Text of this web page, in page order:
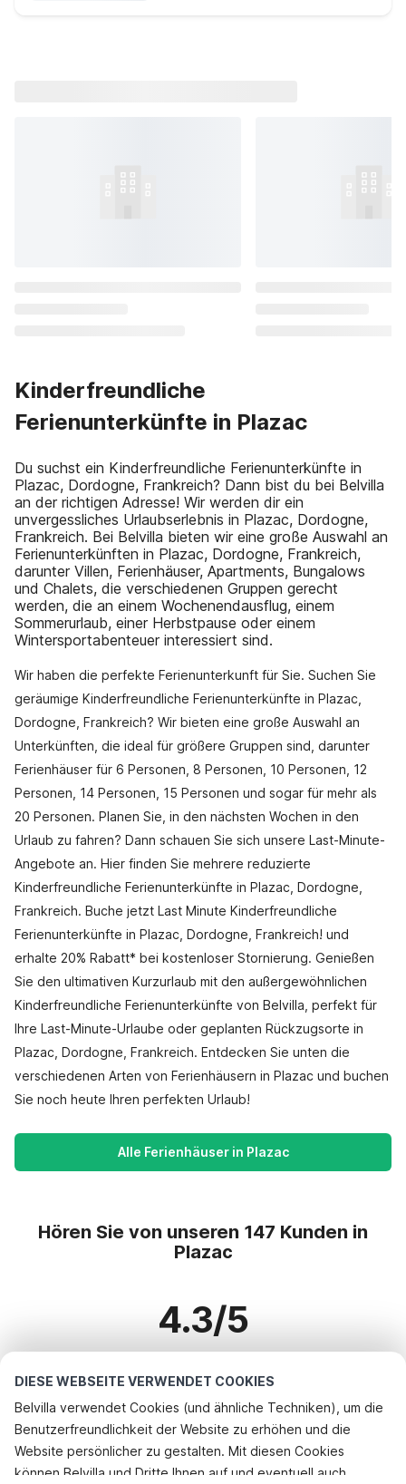
DIESE WEBSEITE VERWENDET COOKIES
Belvilla verwendet Cookies (und ähnliche Techniken), um die
Benutzerfreundlichkeit der Website zu erhöhen und die
Website persönlicher zu gestalten. Mit diesen Cookies
können Belvilla und Dritte Ihnen auf und eventuell auch
Kinderfreundliche
Ferienunterkünfte in Plazac
Du suchst ein Kinderfreundliche Ferienunterkünfte in
Plazac, Dordogne, Frankreich? Dann bist du bei Belvilla
an der richtigen Adresse! Wir werden dir ein
unvergessliches Urlaubserlebnis in Plazac, Dordogne,
Frankreich. Bei Belvilla bieten wir eine große Auswahl an
Ferienunterkünften in Plazac, Dordogne, Frankreich,
darunter Villen, Ferienhäuser, Apartments, Bungalows
und Chalets, die verschiedenen Gruppen gerecht
werden, die an einem Wochenendausflug, einem
Sommerurlaub, einer Herbstpause oder einem
Wintersportabenteuer interessiert sind.
Wir haben die perfekte Ferienunterkunft für Sie. Suchen Sie
geräumige Kinderfreundliche Ferienunterkünfte in Plazac,
Dordogne, Frankreich? Wir bieten eine große Auswahl an
Unterkünften, die ideal für größere Gruppen sind, darunter
Ferienhäuser für 6 Personen, 8 Personen, 10 Personen, 12
Personen, 14 Personen, 15 Personen und sogar für mehr als
20 Personen. Planen Sie, in den nächsten Wochen in den
Urlaub zu fahren? Dann schauen Sie sich unsere Last-Minute-
Angebote an. Hier finden Sie mehrere reduzierte
Kinderfreundliche Ferienunterkünfte in Plazac, Dordogne,
Frankreich. Buche jetzt Last Minute Kinderfreundliche
Ferienunterkünfte in Plazac, Dordogne, Frankreich! und
erhalte 20% Rabatt* bei kostenloser Stornierung. Genießen
Sie den ultimativen Kurzurlaub mit den außergewöhnlichen
Kinderfreundliche Ferienunterkünfte von Belvilla, perfekt für
Ihre Last-Minute-Urlaube oder geplanten Rückzugsorte in
Plazac, Dordogne, Frankreich. Entdecken Sie unten die
verschiedenen Arten von Ferienhäusern in Plazac und buchen
Sie noch heute Ihren perfekten Urlaub!
Alle Ferienhäuser in Plazac
Hören Sie von unseren 147 Kunden in
Plazac
4.3/5
Beliebteste Reiseziele für Urlaub
Top-Städte mit Top-Annehmlichkeiten für den Urlaub